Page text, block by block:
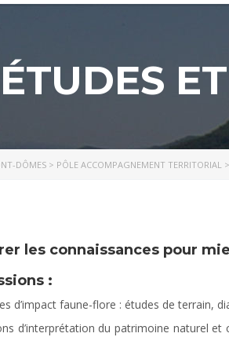
ÉTUDES
DÔMES > PÔLE ACCOMPAGNEMENT TERRITORIAL >
les connaissances pour
:
d’impact faune-flore : études de terrain,
d’interprétation du patrimoine naturel